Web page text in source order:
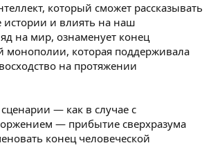
который сможет рассказывать
истории и влиять на наш
на мир, ознаменует конец
монополии, которая поддерживала
на протяжении
— как в случае с
— прибытие сверхразума
конец человеческой